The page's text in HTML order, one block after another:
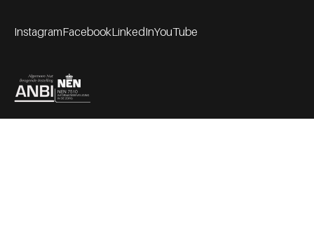
InstagramFacebookLinkedInYouTube
Partners